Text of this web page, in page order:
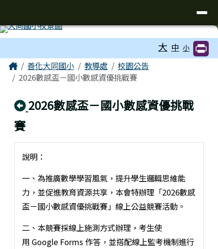
大 中 小
主內容區域
Home善化大同國小 教導處
校園公告
2026數感盃－國小數感資優挑戰賽
回上頁
2026數感盃－國小數感資優挑戰
賽
說明：
一、為推廣數學學習風氣，提升學生邏輯思維能
力，並促進教育資源共享，本會特辦理「2026數感
盃－國小數感資優挑戰賽」線上公益競賽活動。
二、本競賽採線上施測方式辦理，考生使
用 Google Forms 作答，並搭配線上監考機制進行
頁尾區域